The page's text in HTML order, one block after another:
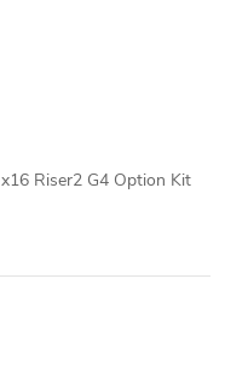
Riser2 G4 Option Kit